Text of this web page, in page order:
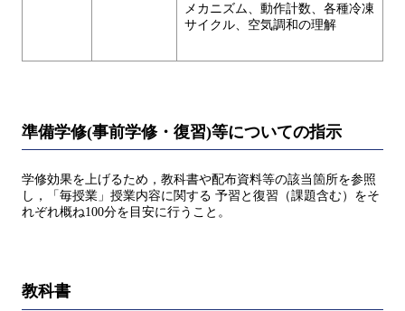
メカニズム、動作計数、各種冷凍
サイクル、空気調和の理解
準備学修(事前学修・復習)等についての指示
学修効果を上げるため，教科書や配布資料等の該当箇所を参照
し，「毎授業」授業内容に関する 予習と復習（課題含む）をそ
れぞれ概ね100分を目安に行うこと。
教科書